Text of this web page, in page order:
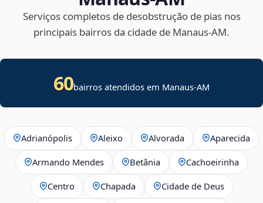
Serviços completos de desobstrução de pias nos
principais bairros da cidade de Manaus‑AM.
60bairros atendidos em Manaus-AM
Adrianópolis Aleixo Alvorada Aparecida
Armando Mendes Betânia Cachoeirinha
Centro Chapada Cidade de Deus